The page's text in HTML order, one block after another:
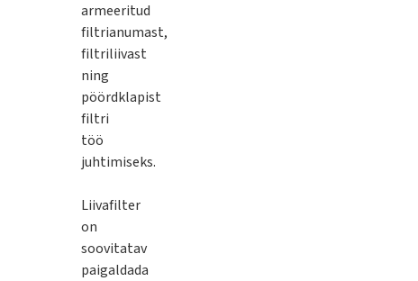
armeeritud
filtrianumast,
filtriliivast
ning
pöördklapist
filtri
töö
juhtimiseks.
Liivafilter
on
soovitatav
paigaldada